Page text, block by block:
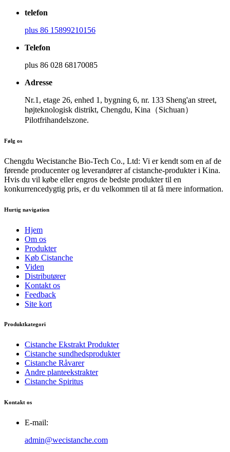
telefon
plus 86 15899210156
Telefon
plus 86 028 68170085
Adresse
Nr.1, etage 26, enhed 1, bygning 6, nr. 133 Sheng'an street,
højteknologisk distrikt, Chengdu, Kina（Sichuan）
Pilotfrihandelszone.
Følg os
Chengdu Wecistanche Bio-Tech Co., Ltd: Vi er kendt som en af ​​de
førende producenter og leverandører af cistanche-produkter i Kina.
Hvis du vil købe eller engros de bedste produkter til en
konkurrencedygtig pris, er du velkommen til at få mere information.
Hurtig navigation
Hjem
Om os
Produkter
Køb Cistanche
Viden
Distributører
Kontakt os
Feedback
Site kort
Produktkategori
Cistanche Ekstrakt Produkter
Cistanche sundhedsprodukter
Cistanche Råvarer
Andre planteekstrakter
Cistanche Spiritus
Kontakt os
E-mail:
admin@wecistanche.com